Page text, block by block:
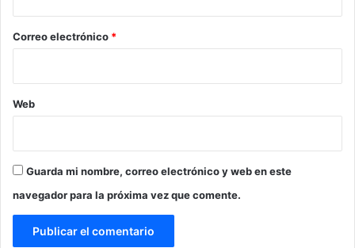
*
Correo electrónico *
Web
Guarda mi nombre, correo electrónico y web en este
navegador para la próxima vez que comente.